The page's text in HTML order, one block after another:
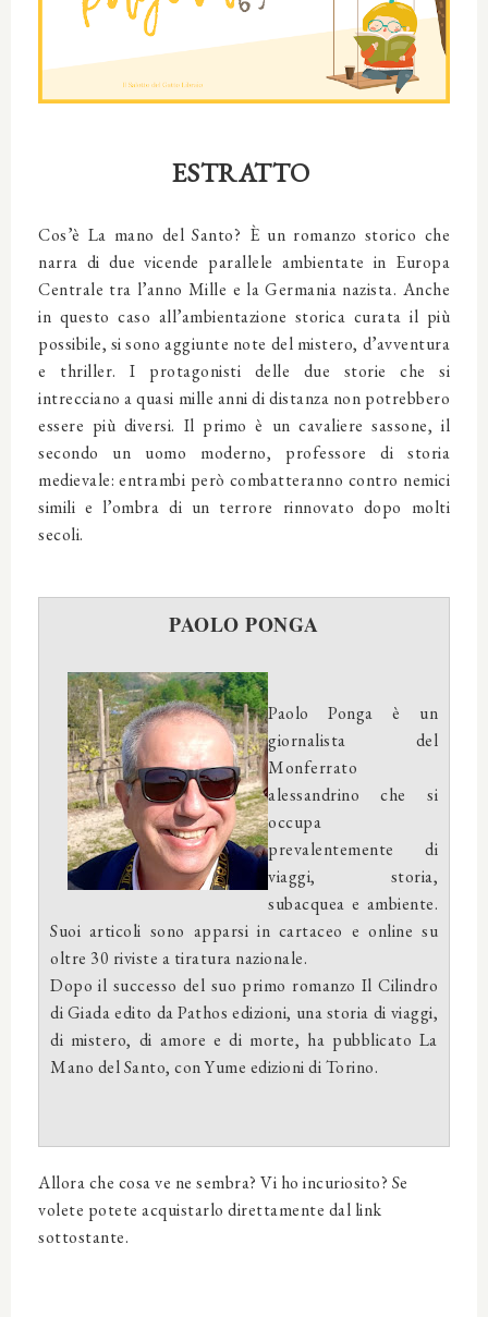
ESTRATTO
Cos’è La mano del Santo? È un romanzo storico che
narra di due vicende parallele ambientate in Europa
Centrale tra l’anno Mille e la Germania nazista. Anche
in questo caso all’ambientazione storica curata il più
possibile, si sono aggiunte note del mistero, d’avventura
e thriller. I protagonisti delle due storie che si
intrecciano a quasi mille anni di distanza non potrebbero
essere più diversi. Il primo è un cavaliere sassone, il
secondo un uomo moderno, professore di storia
medievale: entrambi però combatteranno contro nemici
simili e l’ombra di un terrore rinnovato dopo molti
secoli.
PAOLO PONGA
Paolo Ponga è un
giornalista del
Monferrato
alessandrino che si
occupa
prevalentemente di
viaggi, storia,
subacquea e ambiente.
Suoi articoli sono apparsi in cartaceo e online su
oltre 30 riviste a tiratura nazionale.
Dopo il successo del suo primo romanzo Il Cilindro
di Giada edito da Pathos edizioni, una storia di viaggi,
di mistero, di amore e di morte, ha pubblicato La
Mano del Santo, con Yume edizioni di Torino.
Allora che cosa ve ne sembra? Vi ho incuriosito? Se
volete potete acquistarlo direttamente dal link
sottostante.